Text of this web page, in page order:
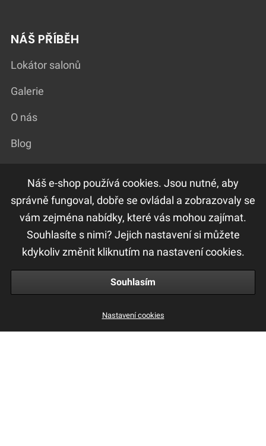
NÁŠ PŘÍBĚH
Lokátor salonů
Galerie
O nás
Blog
DŮLEŽITÉ ODKAZY
F.A.Q
Ochrana osobních údajů
Obchodní a reklamační podmínky
Náš e-shop používá cookies. Jsou nutné, aby
správně fungoval, dobře se ovládal a zobrazovaly se
vám zejména nabídky, které vás mohou zajímat.
Souhlasíte s nimi? Jejich nastavení si můžete
kdykoliv změnit kliknutím na nastavení cookies.
Souhlasím
Nastavení cookies